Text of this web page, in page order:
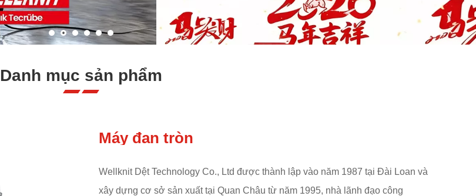
Danh mục sản phẩm
Máy đan tròn
Wellknit Dệt Technology Co., Ltd được thành lập vào năm 1987 tại Đài Loan và
xây dựng cơ sở sản xuất tại Quan Châu từ năm 1995, nhà lãnh đạo công